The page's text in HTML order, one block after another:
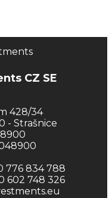
CZ SE
428/34
- Strašnice
776 834 788
602 748 326